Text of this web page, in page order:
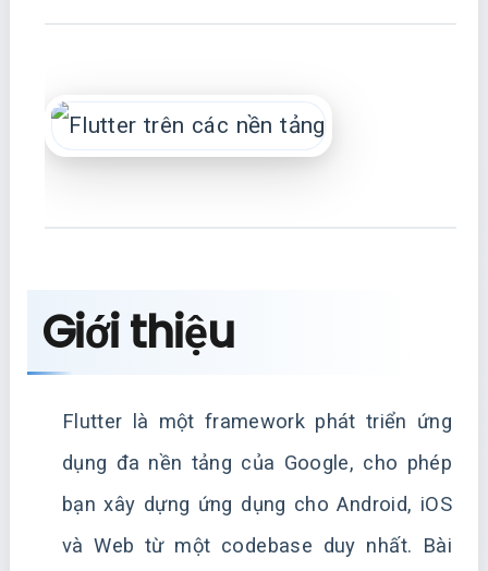
Giới thiệu
Flutter là một framework phát triển ứng
dụng đa nền tảng của Google, cho phép
bạn xây dựng ứng dụng cho Android, iOS
và Web từ một codebase duy nhất. Bài